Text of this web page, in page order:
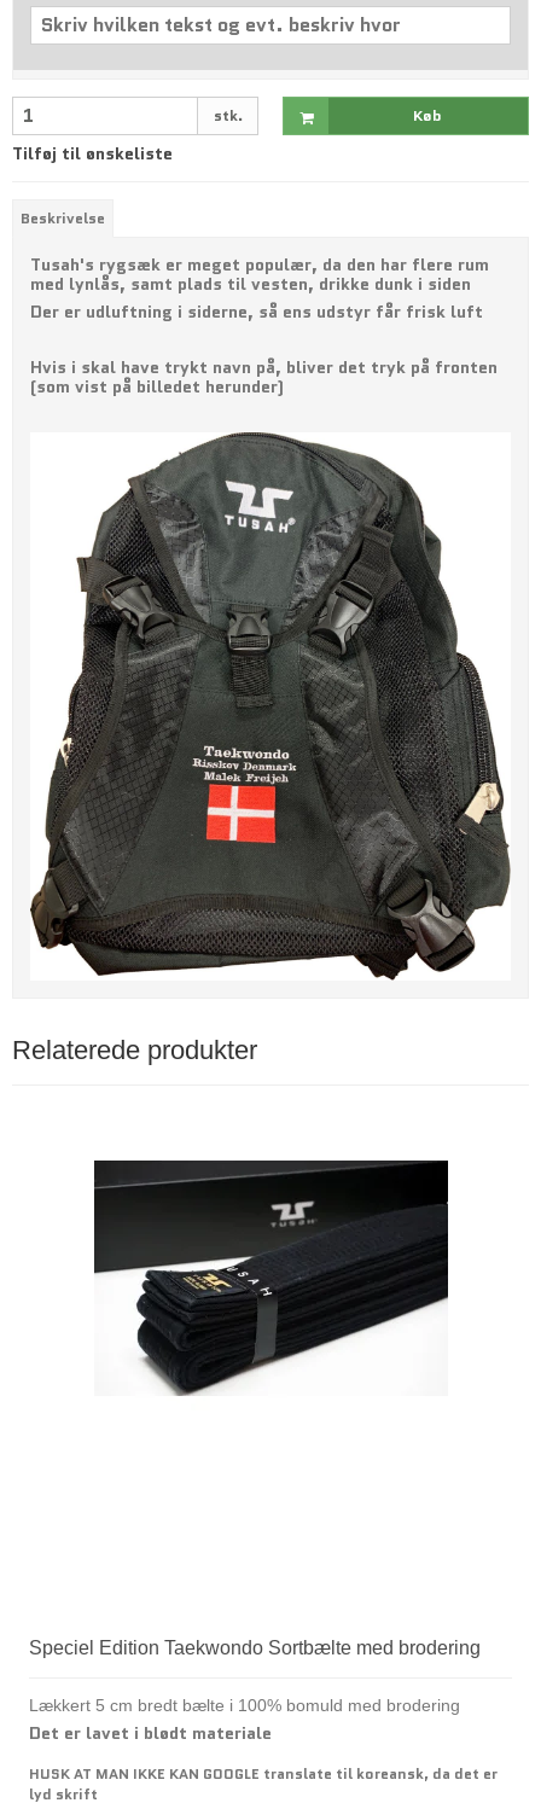
stk. Køb
Tilføj til ønskeliste
Beskrivelse
Tusah's rygsæk er meget populær, da den har flere rum
med lynlås, samt plads til vesten, drikke dunk i siden
Der er udluftning i siderne, så ens udstyr får frisk luft
Hvis i skal have trykt navn på, bliver det tryk på fronten
(som vist på billedet herunder)
Relaterede produkter
Speciel Edition Taekwondo Sortbælte med brodering
Lækkert 5 cm bredt bælte i 100% bomuld med brodering
Det er lavet i blødt materiale
HUSK AT MAN IKKE KAN GOOGLE translate til koreansk, da det er
lyd skrift